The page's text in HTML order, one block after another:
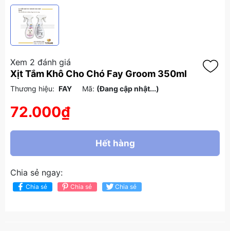
Xem 2 đánh giá
Xịt Tắm Khô Cho Chó Fay Groom 350ml
Thương hiệu: FAY Mã: (Đang cập nhật...)
72.000₫
Hết hàng
Chia sẻ ngay:
Chia sẻ Chia sẻ Chia sẻ